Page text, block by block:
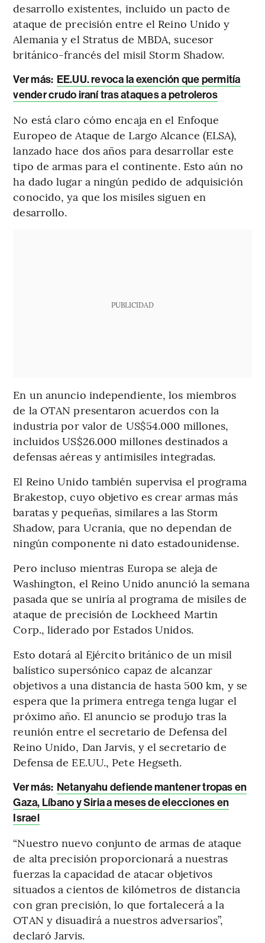
desarrollo existentes, incluido un pacto de
ataque de precisión entre el Reino Unido y
Alemania y el Stratus de MBDA, sucesor
británico-francés del misil Storm Shadow.
Ver más: EE.UU. revoca la exención que permitía
vender crudo iraní tras ataques a petroleros
No está claro cómo encaja en el Enfoque
Europeo de Ataque de Largo Alcance (ELSA),
lanzado hace dos años para desarrollar este
tipo de armas para el continente. Esto aún no
ha dado lugar a ningún pedido de adquisición
conocido, ya que los misiles siguen en
desarrollo.
PUBLICIDAD
En un anuncio independiente, los miembros
de la OTAN presentaron acuerdos con la
industria por valor de US$54.000 millones,
incluidos US$26.000 millones destinados a
defensas aéreas y antimisiles integradas.
El Reino Unido también supervisa el programa
Brakestop, cuyo objetivo es crear armas más
baratas y pequeñas, similares a las Storm
Shadow, para Ucrania, que no dependan de
ningún componente ni dato estadounidense.
Pero incluso mientras Europa se aleja de
Washington, el Reino Unido anunció la semana
pasada que se uniría al programa de misiles de
ataque de precisión de Lockheed Martin
Corp., liderado por Estados Unidos.
Esto dotará al Ejército británico de un misil
balístico supersónico capaz de alcanzar
objetivos a una distancia de hasta 500 km, y se
espera que la primera entrega tenga lugar el
próximo año. El anuncio se produjo tras la
reunión entre el secretario de Defensa del
Reino Unido, Dan Jarvis, y el secretario de
Defensa de EE.UU., Pete Hegseth.
Ver más: Netanyahu defiende mantener tropas en
Gaza, Líbano y Siria a meses de elecciones en
Israel
“Nuestro nuevo conjunto de armas de ataque
de alta precisión proporcionará a nuestras
fuerzas la capacidad de atacar objetivos
situados a cientos de kilómetros de distancia
con gran precisión, lo que fortalecerá a la
OTAN y disuadirá a nuestros adversarios”,
declaró Jarvis.